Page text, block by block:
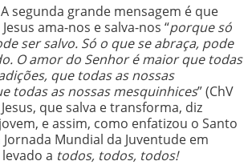
A segunda grande mensagem é que
ama-nos e salva-nos “porque só
ser salvo. Só o que se abraça, pode
O amor do Senhor é maior que todas
que todas as nossas
todas as nossas mesquinhices” (ChV
que salva e transforma, diz
e assim, como enfatizou o Santo
Mundial da Juventude em
a todos, todos, todos!